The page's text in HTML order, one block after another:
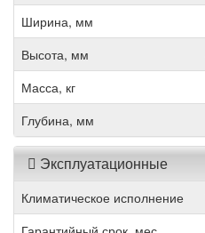
Ширина, мм
Высота, мм
Масса, кг
Глубина, мм
Эксплуатационные
Климатическое исполнение